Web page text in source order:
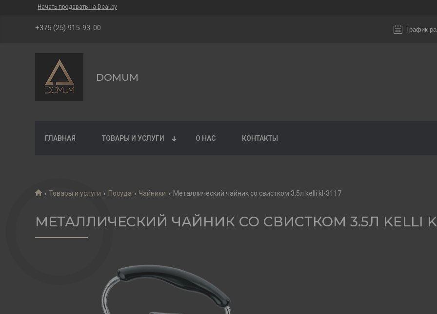
Начать продавать на Deal.by
+375 (25) 915-93-00 График
DOMUM
ГЛАВНАЯ ТОВАРЫ И УСЛУГИ О НАС КОНТАКТЫ
Товары и услуги Посуда Чайники Металлический чайник со свистком 3.5л kelli kl-3117
МЕТАЛЛИЧЕСКИЙ ЧАЙНИК СО СВИСТКОМ 3.5Л KELLI